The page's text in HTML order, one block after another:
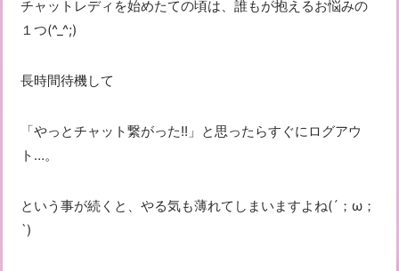
チャットレディを始めたての頃は、誰もが抱えるお悩みの
１つ(^_^;)
長時間待機して
「やっとチャット繋がった!!」と思ったらすぐにログアウ
ト…。
という事が続くと、やる気も薄れてしまいますよね(´；ω；
`)